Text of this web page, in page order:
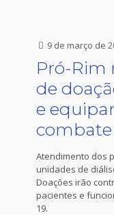
9 de março de
Pró-Rim
de
e
combate
Atendimento dos
unidades de
Doações irão
pacientes e
19.